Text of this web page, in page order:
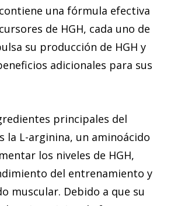
una fórmula efectiva
de HGH, cada uno de
su producción de HGH y
adicionales para sus
principales del
la L-arginina, un aminoácido
los niveles de HGH,
del entrenamiento y
muscular. Debido a que su